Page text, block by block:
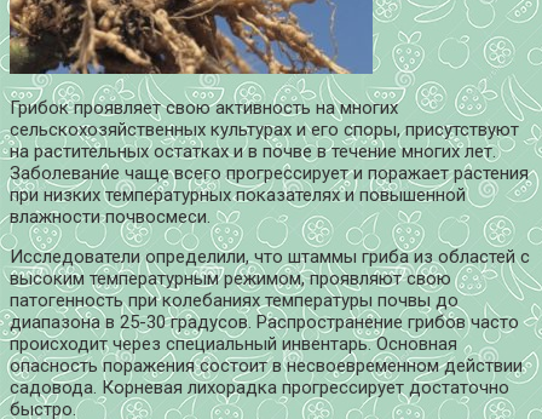
Грибок проявляет свою активность на многих
сельскохозяйственных культурах и его споры, присутствуют
на растительных остатках и в почве в течение многих лет.
Заболевание чаще всего прогрессирует и поражает растения
при низких температурных показателях и повышенной
влажности почвосмеси.
Исследователи определили, что штаммы гриба из областей с
высоким температурным режимом, проявляют свою
патогенность при колебаниях температуры почвы до
диапазона в 25-30 градусов. Распространение грибов часто
происходит через специальный инвентарь. Основная
опасность поражения состоит в несвоевременном действии
садовода. Корневая лихорадка прогрессирует достаточно
быстро.